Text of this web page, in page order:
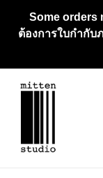
content
Some orders
ต้องการใบกำกั